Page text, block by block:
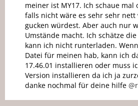
meiner ist MY17. Ich schaue
falls nicht wäre es sehr sehr
gucken würdest. Aber auch nur
Umstände macht. Ich schätze
kann ich nicht runterladen.
Datei für meinen hab, kann ich
17.46.01 installieren oder muss
Version installieren da ich ja
danke nochmal für deine hilfe